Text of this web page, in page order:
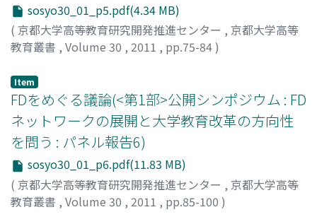
sosyo30_01_p5.pdf(4.34 MB)
( 京都大学高等教育研究開発推進センター , 京都大学高等
教育叢書 , Volume 30 , 2011 , pp.75-84)
Item
FDをめぐる議論(<第1部>公開シンポジウム : FD
ネットワークの展開と大学教育改革の方向性
を問う : パネル報告6)
sosyo30_01_p6.pdf(11.83 MB)
( 京都大学高等教育研究開発推進センター , 京都大学高等
教育叢書 , Volume 30 , 2011 , pp.85-100 )